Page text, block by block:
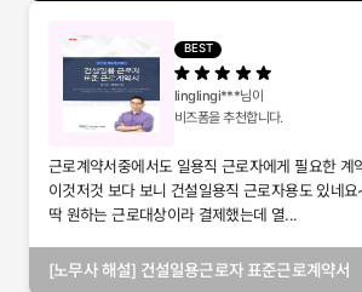
BEST
linglingi***님이
비즈폼을 추천합니다.
근로계약서중에서도 일용직 근로자에게 필요한 계
이것저것 보다 보니 건설일용직 근로자용도 있네요
딱 원하는 근로대상이라 결제했는데 열...
[노무사 해설] 건설일용근로자 표준근로계약서